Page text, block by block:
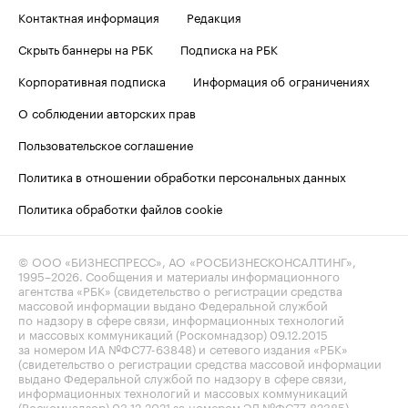
Контактная информация
Редакция
Скрыть баннеры на РБК
Подписка на РБК
Корпоративная подписка
Информация об ограничениях
О соблюдении авторских прав
Пользовательское соглашение
Политика в отношении обработки персональных данных
Политика обработки файлов cookie
© ООО «БИЗНЕСПРЕСС», АО «РОСБИЗНЕСКОНСАЛТИНГ»,
1995–2026 . Сообщения и материалы информационного
агентства «РБК» (свидетельство о регистрации средства
массовой информации выдано Федеральной службой
по надзору в сфере связи, информационных технологий
и массовых коммуникаций (Роскомнадзор) 09.12.2015
за номером ИА №ФС77-63848) и сетевого издания «РБК»
(свидетельство о регистрации средства массовой информации
выдано Федеральной службой по надзору в сфере связи,
информационных технологий и массовых коммуникаций